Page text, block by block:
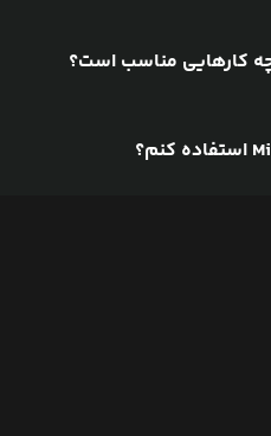
کارهایی مناسب است؟